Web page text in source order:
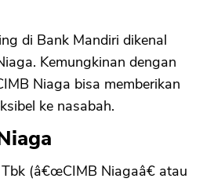
di Bank Mandiri dikenal
Kemungkinan dengan
Niaga bisa memberikan
ke nasabah.
(â€œCIMB Niagaâ€ atau